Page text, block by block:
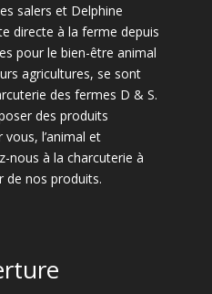
salers et Delphine
directe à la ferme depuis
pour le bien-être animal
agricultures, se sont
des fermes D & S.
des produits
vous, l’animal et
nous à la charcuterie à
de nos produits.